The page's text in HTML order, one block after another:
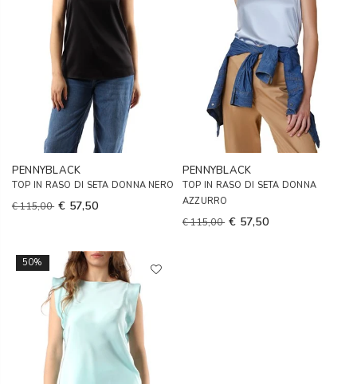
PENNYBLACK
TOP IN RASO DI SETA DONNA NERO
€ 115,00 € 57,50
PENNYBLACK
TOP IN RASO DI SETA DONNA
AZZURRO
€ 115,00 € 57,50
50%